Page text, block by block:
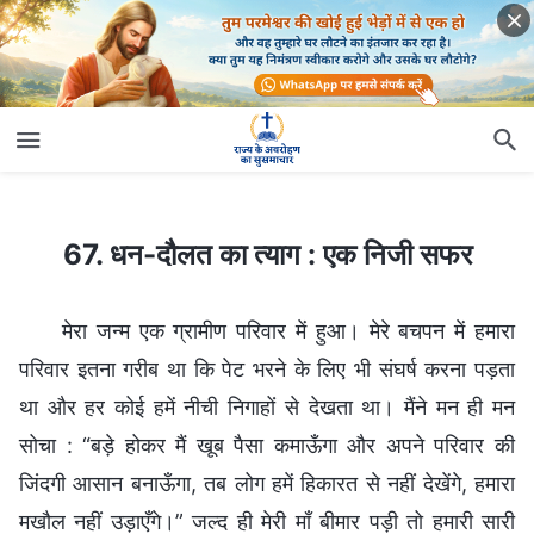
67. धन-दौलत का त्याग : एक निजी सफर
67. धन-दौलत का त्याग : एक निजी सफर
मेरा जन्म एक ग्रामीण परिवार में हुआ। मेरे बचपन में हमारा
परिवार इतना गरीब था कि पेट भरने के लिए भी संघर्ष करना पड़ता
था और हर कोई हमें नीची निगाहों से देखता था। मैंने मन ही मन
सोचा : “बड़े होकर मैं खूब पैसा कमाऊँगा और अपने परिवार की
जिंदगी आसान बनाऊँगा, तब लोग हमें हिकारत से नहीं देखेंगे, हमारा
मखौल नहीं उड़ाएँगे।” जल्द ही मेरी माँ बीमार पड़ी तो हमारी सारी